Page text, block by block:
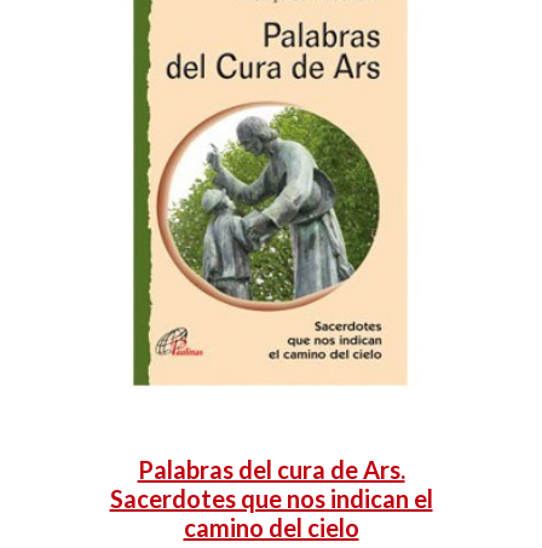
Palabras del cura de Ars.
Sacerdotes que nos indican el
camino del cielo